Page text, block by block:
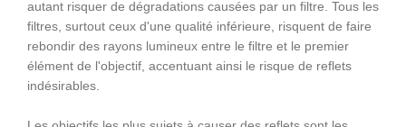
autant risquer de dégradations causées par un filtre. Tous les
filtres, surtout ceux d'une qualité inférieure, risquent de faire
rebondir des rayons lumineux entre le filtre et le premier
élément de l'objectif, accentuant ainsi le risque de reflets
indésirables.